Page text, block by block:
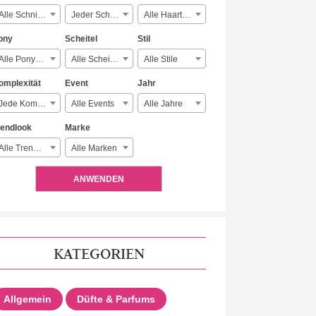
Alle Schnitte Jeder Schmuck Alle Haartypen
Alle Ponyarten
Scheitel
Alle Scheitelarten
Stil
Alle Stile
Jede Komplexität
Event
Alle Events
Jahr
Alle Jahre
Alle Trendlooks
Marke
Alle Marken
ANWENDEN
KATEGORIEN
Allgemein Düfte & Parfums